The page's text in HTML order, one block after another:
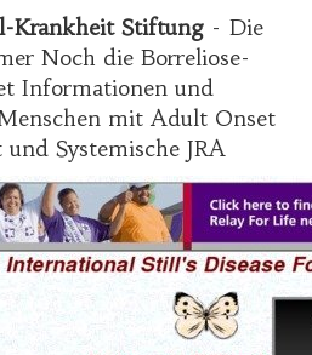
Krankheit Stiftung- Die
Noch die Borreliose-
Informationen und
mit Adult Onset
Systemische JRA